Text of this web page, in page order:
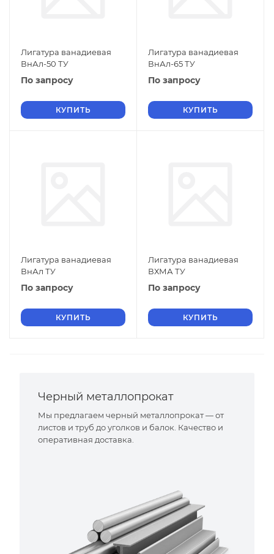
Лигатура ванадиевая
ВнАл-50 ТУ
По запросу
КУПИТЬ
Лигатура ванадиевая
ВнАл-65 ТУ
По запросу
КУПИТЬ
Лигатура ванадиевая
ВнАл ТУ
По запросу
КУПИТЬ
Лигатура ванадиевая
ВХМА ТУ
По запросу
КУПИТЬ
Черный металлопрокат
Мы предлагаем черный металлопрокат — от
листов и труб до уголков и балок. Качество и
оперативная доставка.